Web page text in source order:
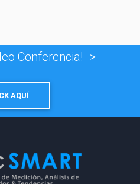
Conferencia! ->
AQUÍ